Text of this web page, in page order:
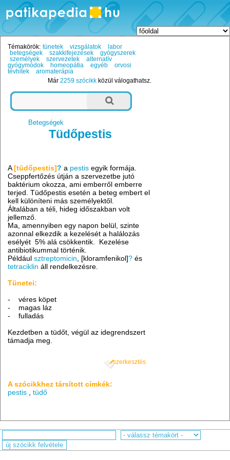
Témakörök: tünetek vizsgálatok
labor
betegségek
szakkifejezések
gyógyszerek
személyek
szervezetek
alternatív
gyógymódok
homeopátia egyéb
orvosi
tévhitek
aromaterápia
Már2259 szócikk közül válogathatsz.
Betegségek
Tüdőpestis
A[tüdőpestis]? a pestis egyik formája.
Cseppfertőzés útján a szervezetbe jutó
baktérium okozza, ami emberről emberre
terjed. Tüdőpestis esetén a beteg embert el
kell különíteni más személyektől.
Általában a téli, hideg időszakban volt
jellemző.
Ma, amennyiben egy napon belül, szinte
azonnal elkezdik a kezelését a halálozás
esélyét 5% alá csökkentik. Kezelése
antibiotikummal történik.
Példáulsztreptomicin , [kloramfenikol]? és
tetraciklin áll rendelkezésre.
Tünetei:
- véres köpet
- magas láz
- fulladás
Kezdetben a tüdőt, végül az idegrendszert
támadja meg.
szerkesztés
A szócikkhez társított címkék:
pestis ,tüdő